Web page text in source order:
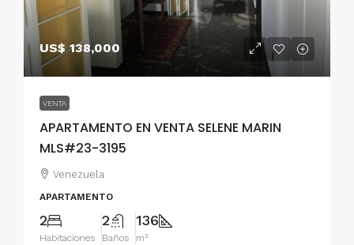
US$ 138,000
VENTA
APARTAMENTO EN VENTA SELENE MARIN
MLS#23-3195
Venezuela
APARTAMENTO
2
Habitaciones
2
Baños
136
m²